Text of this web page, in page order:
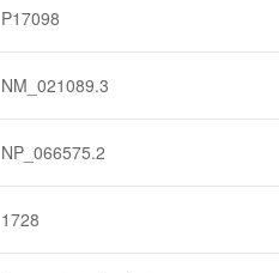
P17098
NM_021089.3
NP_066575.2
1728